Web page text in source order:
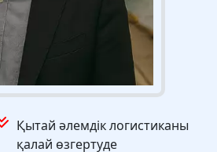
Қытай әлемдік логистиканы
қалай өзгертуде